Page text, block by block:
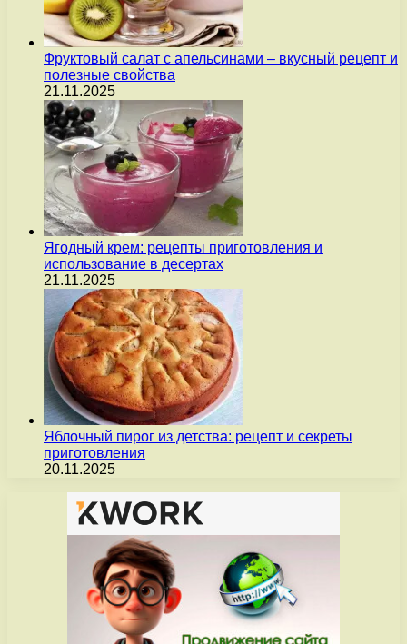
Фруктовый салат с апельсинами – вкусный рецепт и
полезные свойства
21.11.2025
Ягодный крем: рецепты приготовления и
использование в десертах
21.11.2025
Яблочный пирог из детства: рецепт и секреты
приготовления
20.11.2025